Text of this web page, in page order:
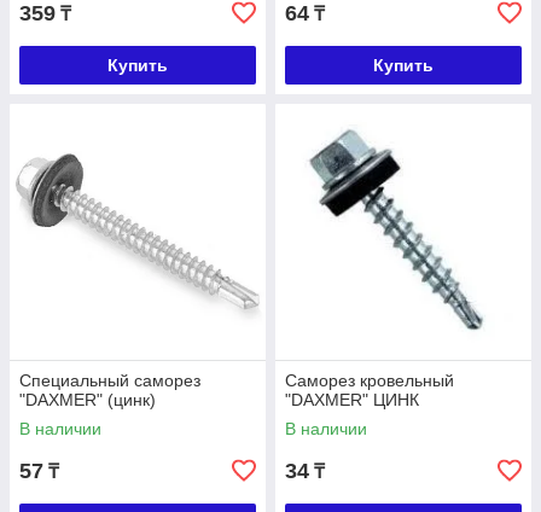
359 ₸
Купить
64 ₸
Купить
Специальный саморез
"DAXMER" (цинк)
В наличии
57 ₸
Саморез кровельный
"DAXMER" ЦИНК
В наличии
34 ₸